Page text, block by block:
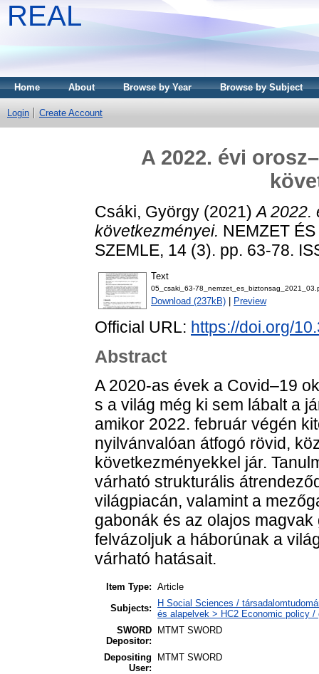
REAL
Home About Browse by Year Browse by Subject
Login Create Account
A 2022. évi
Csáki, György (2021)A 2022.
következményei. NEMZET
SZEMLE, 14 (3). pp. 63-78.
Text
05_csaki_63-
Download (237kB) Preview
Official URL: https://doi.org/
Abstract
A 2020-as évek a Covid–19
s a világ még ki sem lábalt a
amikor 2022. február végén
nyilvánvalóan átfogó rövid,
következményekkel jár.
várható strukturális
világpiacán, valamint a
gabonák és az olajos
felvázoljuk a háborúnak a
várható hatásait.
Item Type: Article
Subjects:
H Social Sciences /
és alapelvek > HC2 Economic policy /
SWORD
Depositor:
MTMT SWORD
Depositing
User:
MTMT SWORD